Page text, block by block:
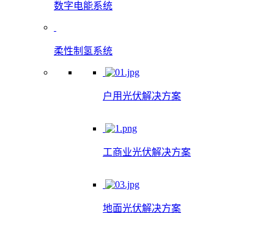
数字电能系统
柔性制氢系统
户用光伏解决方案
工商业光伏解决方案
地面光伏解决方案